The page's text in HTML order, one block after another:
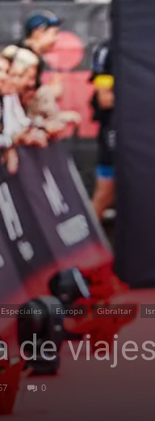
Especiales Europa Gibraltar
de
0